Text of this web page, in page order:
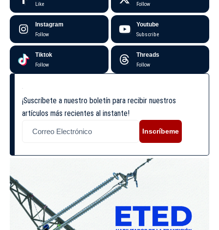
Like Follow
Instagram
Follow
Youtube
Subscribe
Tiktok
Follow
Threads
Follow
¡Suscríbete a nuestro boletín para recibir nuestros
artículos más recientes al instante!
Inscríbeme